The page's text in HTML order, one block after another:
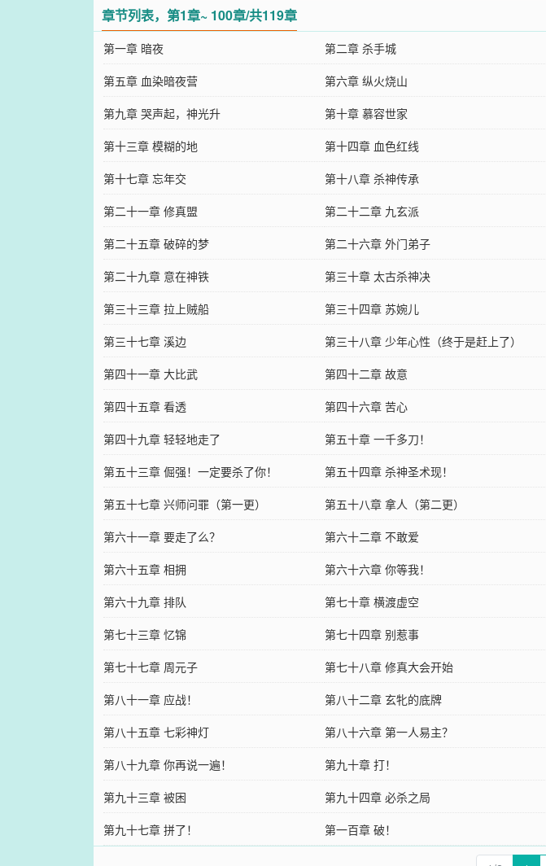
章节列表，第1章~ 100章/共119章
第一章 暗夜 第二章 杀手城
第五章 血染暗夜营
第六章 纵火烧山
第九章 哭声起，神光升
第十章 慕容世家
第十三章 模糊的地
第十四章 血色红线
第十七章 忘年交
第十八章 杀神传承
第二十一章 修真盟
第二十二章 九玄派
第二十五章 破碎的梦
第二十六章 外门弟子
第二十九章 意在神铁
第三十章 太古杀神决
第三十三章 拉上贼船
第三十四章 苏婉儿
第三十七章 溪边
第三十八章 少年心性（终于是赶上了）
第四十一章 大比武
第四十二章 故意
第四十五章 看透
第四十六章 苦心
第四十九章 轻轻地走了
第五十章 一千多刀！
第五十三章 倔强！一定要杀了你！
第五十四章 杀神圣术现！
第五十七章 兴师问罪（第一更）
第五十八章 拿人（第二更）
第六十一章 要走了么？
第六十二章 不敢爱
第六十五章 相拥
第六十六章 你等我！
第六十九章 排队
第七十章 横渡虚空
第七十三章 忆锦
第七十四章 别惹事
第七十七章 周元子
第七十八章 修真大会开始
第八十一章 应战！
第八十二章 玄牝的底牌
第八十五章 七彩神灯
第八十六章 第一人易主？
第八十九章 你再说一遍！
第九十章 打！
第九十三章 被困
第九十四章 必杀之局
第九十七章 拼了！
第一百章 破！